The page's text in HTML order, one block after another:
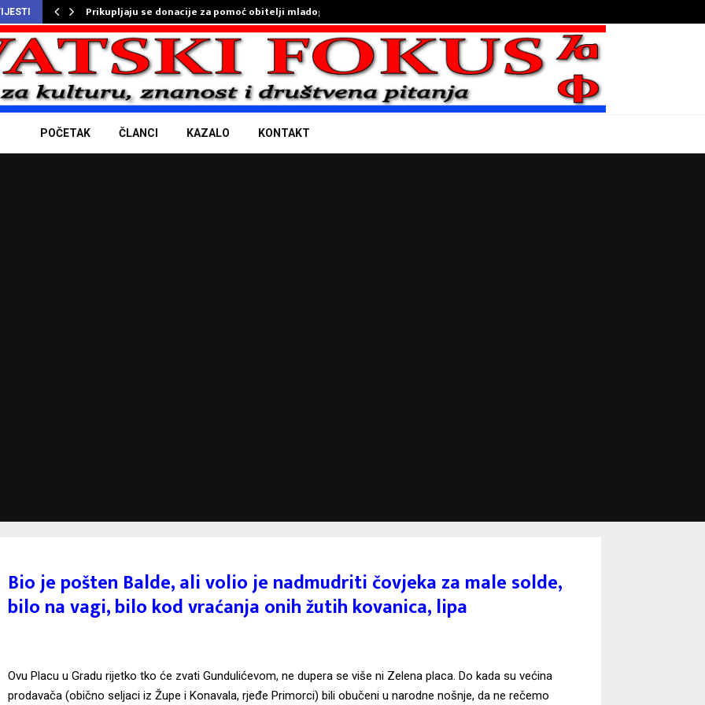
Prikupljaju se donacije za pomoć obitelji mladog…
POČETAK ČLANCI KAZALO KONTAKT
Bio je pošten Balde, ali volio je nadmudriti čovjeka za male solde,
bilo na vagi, bilo kod vraćanja onih žutih kovanica, lipa
Ovu Placu u Gradu rijetko tko će zvati Gundulićevom, ne dupera se više ni Zelena placa. Do kada su većina
prodavača (obično seljaci iz Župe i Konavala, rjeđe Primorci) bili obučeni u narodne nošnje, da ne rečemo